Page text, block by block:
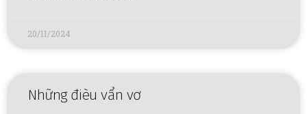
20/11/2024
Những đièu vẩn vơ